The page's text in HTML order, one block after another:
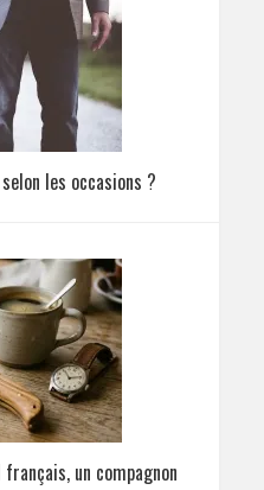
les occasions ?
un compagnon